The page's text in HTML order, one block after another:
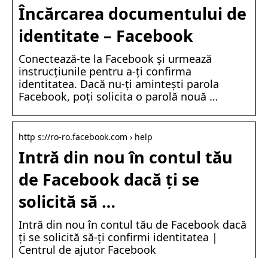
Încărcarea documentului de
identitate – Facebook
Conectează-te la Facebook și urmează
instrucțiunile pentru a-ți confirma
identitatea. Dacă nu-ți amintești parola
Facebook, poți solicita o parolă nouă …
http s://ro-ro.facebook.com › help
Intră din nou în contul tău
de Facebook dacă ți se
solicită să …
Intră din nou în contul tău de Facebook dacă
ți se solicită să-ți confirmi identitatea |
Centrul de ajutor Facebook